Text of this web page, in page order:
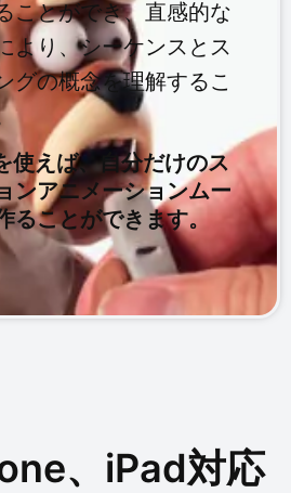
ことができ、直感的な
より、シーケンスとス
グの概念を理解するこ
えば、自分だけのス
ンアニメーションムー
ることができます。
、iPad対応